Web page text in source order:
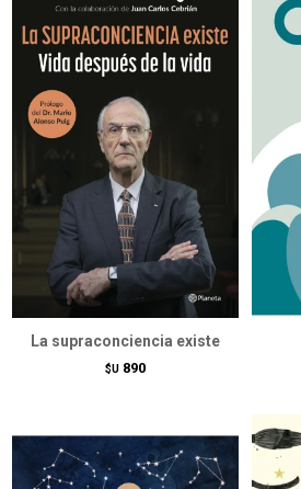
La supraconciencia existe
$U 890